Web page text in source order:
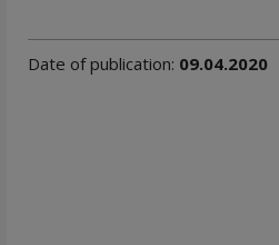
Date of publication: 09.04.2020